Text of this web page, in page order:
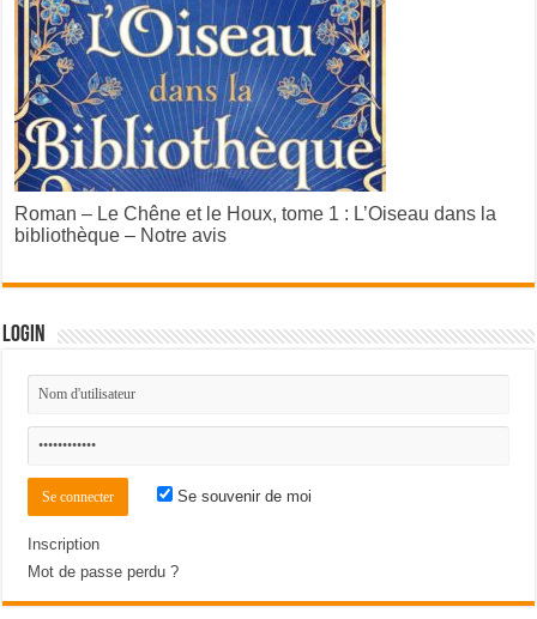
Roman – Le Chêne et le Houx, tome 1 : L’Oiseau dans la
bibliothèque – Notre avis
Login
Se souvenir de moi
Inscription
Mot de passe perdu ?